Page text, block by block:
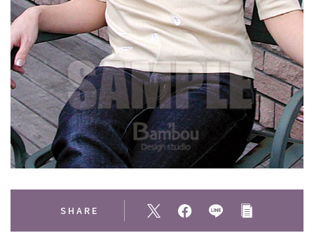
SHARE